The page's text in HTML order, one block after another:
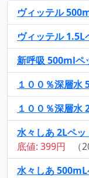
ヴィッテル
ヴィッテル 1.5L
新呼吸 500mlペ
１００％深層水
１００％深層水
水々しあ 2Lペッ
底値: 399円
（
水々しあ 500mL